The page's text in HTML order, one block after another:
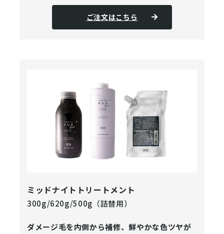
ご注文はこちら
ミッドナイトトリートメント
300g/620g/500g（詰替用）
ダメージ毛を内側から補修、鮮やかな色ツヤが